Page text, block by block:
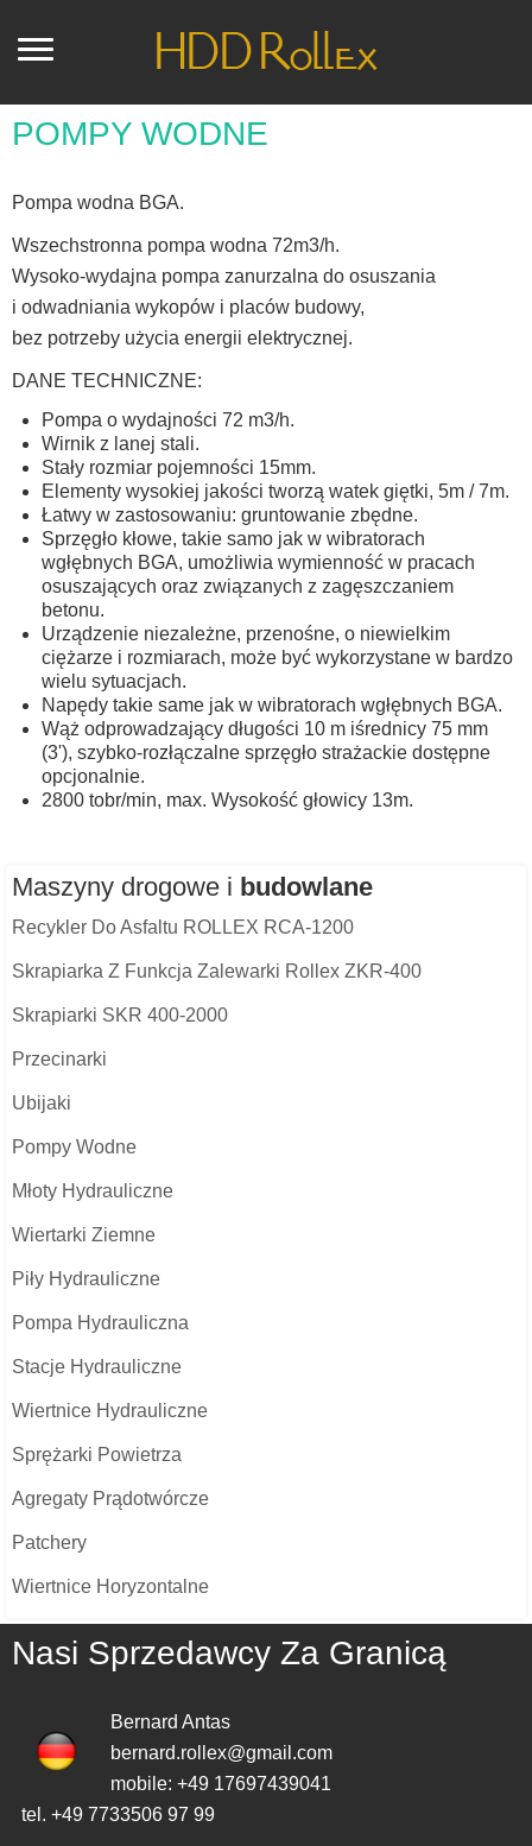
POMPY WODNE
Pompa wodna BGA.
Wszechstronna pompa wodna 72m3/h.
Wysoko-wydajna pompa zanurzalna do osuszania
i odwadniania wykopów i placów budowy,
bez potrzeby użycia energii elektrycznej.
DANE TECHNICZNE:
Pompa o wydajności 72 m3/h.
Wirnik z lanej stali.
Stały rozmiar pojemności 15mm.
Elementy wysokiej jakości tworzą watek giętki, 5m / 7m.
Łatwy w zastosowaniu: gruntowanie zbędne.
Sprzęgło kłowe, takie samo jak w wibratorach
wgłębnych BGA, umożliwia wymienność w pracach
osuszających oraz związanych z zagęszczaniem
betonu.
Urządzenie niezależne, przenośne, o niewielkim
ciężarze i rozmiarach, może być wykorzystane w bardzo
wielu sytuacjach.
Napędy takie same jak w wibratorach wgłębnych BGA.
Wąż odprowadzający długości 10 m iśrednicy 75 mm
(3'), szybko-rozłączalne sprzęgło strażackie dostępne
opcjonalnie.
2800 tobr/min, max. Wysokość głowicy 13m.
Maszyny drogowe i budowlane
Recykler Do Asfaltu ROLLEX RCA-1200
Skrapiarka Z Funkcja Zalewarki Rollex ZKR-400
Skrapiarki SKR 400-2000
Przecinarki
Ubijaki
Pompy Wodne
Młoty Hydrauliczne
Wiertarki Ziemne
Piły Hydrauliczne
Pompa Hydrauliczna
Stacje Hydrauliczne
Wiertnice Hydrauliczne
Sprężarki Powietrza
Agregaty Prądotwórcze
Patchery
Wiertnice Horyzontalne
Nasi Sprzedawcy Za Granicą
Bernard Antas
bernard.rollex@gmail.com
mobile: +49 17697439041
tel. +49 7733506 97 99